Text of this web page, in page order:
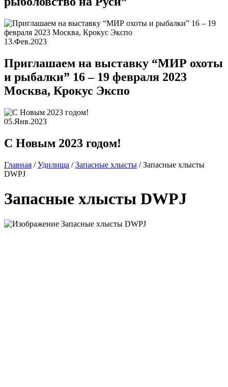
13.Фев.2023
Приглашаем на выставку “МИР охоты
и рыбалки” 16 – 19 февраля 2023
Москва, Крокус Экспо
05.Янв.2023
С Новым 2023 годом!
Главная /Удилища /Запасные хлысты /Запасные хлысты
DWPJ
Запасные хлысты DWPJ